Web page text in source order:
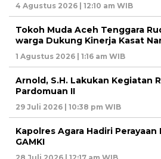
4 Agustus 2026 | 12:10 am WIB
Tokoh Muda Aceh Tenggara
warga Dukung Kinerja Kasat
1 Agustus 2026 | 1:16 am WIB
Arnold, S.H. Lakukan Kegiatan
Pardomuan II
29 Juli 2026 | 10:38 pm WIB
Kapolres Agara Hadiri
GAMKI